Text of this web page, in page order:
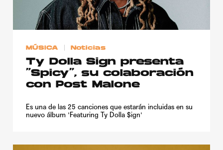
MÚSICA Noticias
Ty Dolla Sign presenta
“Spicy”, su colaboración
con Post Malone
Es una de las 25 canciones que estarán incluidas en su
nuevo álbum 'Featuring Ty Dolla $ign'